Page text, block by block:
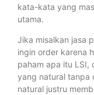
kata-kata yang
utama.
Jika misalkan jasa
ingin order karena
paham apa itu LSI,
yang natural tanpa
natural justru